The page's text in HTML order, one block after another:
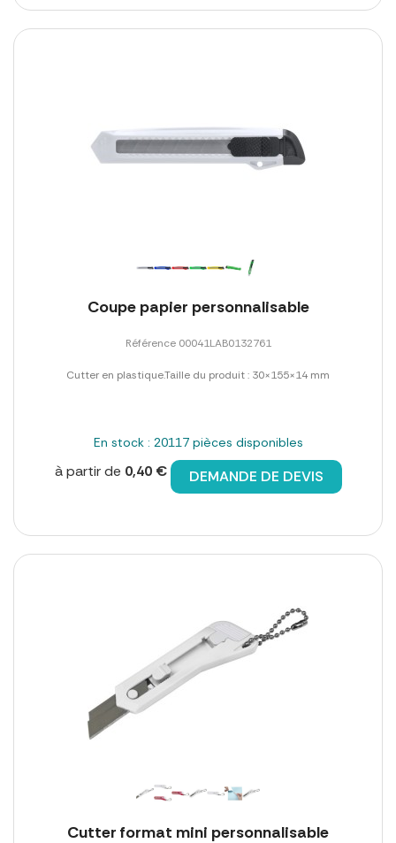
Coupe papier personnalisable
Référence 00041LAB0132761
Cutter en plastique.Taille du produit : 30×155×14 mm
En stock : 20117 pièces disponibles
à partir de 0,40 € DEMANDE DE DEVIS
Cutter format mini personnalisable